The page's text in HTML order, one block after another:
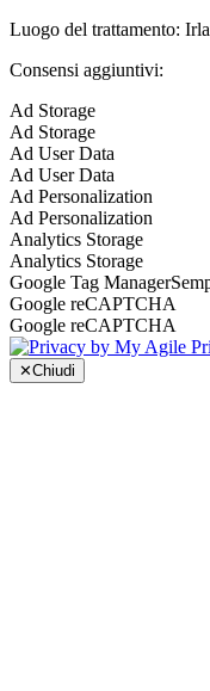
Luogo del trattamento:
Consensi aggiuntivi:
Ad Storage
Ad Storage
Ad User Data
Ad User Data
Ad Personalization
Ad Personalization
Analytics Storage
Analytics Storage
Google Tag Manager
Google reCAPTCHA
Google reCAPTCHA
✕Chiudi